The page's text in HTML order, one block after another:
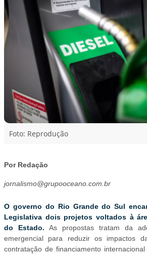
Foto: Reprodução
Por Redação
jornalismo@grupooceano.com.br
O governo do Rio Grande do Sul
Legislativa dois projetos voltados à
do Estado.
As propostas tratam da
emergencial para reduzir os impactos
contratação de financiamento